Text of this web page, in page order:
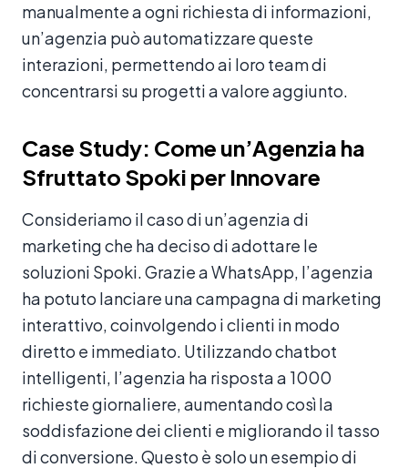
manualmente a ogni richiesta di informazioni,
un’agenzia può automatizzare queste
interazioni, permettendo ai loro team di
concentrarsi su progetti a valore aggiunto.
Case Study: Come un’Agenzia ha
Sfruttato Spoki per Innovare
Consideriamo il caso di un’agenzia di
marketing che ha deciso di adottare le
soluzioni Spoki. Grazie a WhatsApp, l’agenzia
ha potuto lanciare una campagna di marketing
interattivo, coinvolgendo i clienti in modo
diretto e immediato. Utilizzando chatbot
intelligenti, l’agenzia ha risposta a 1000
richieste giornaliere, aumentando così la
soddisfazione dei clienti e migliorando il tasso
di conversione. Questo è solo un esempio di